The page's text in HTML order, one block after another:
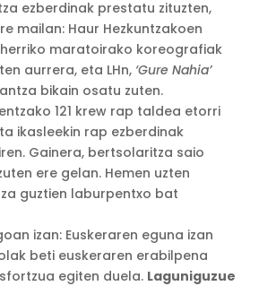
ezberdinak prestatu zituzten,
mailan: Haur Hezkuntzakoen
maratoirako koreografiak
aurrera, eta LHn, ‘Gure Nahia’
bikain osatu zuten.
121 krew rap taldea etorri
ikasleekin rap ezberdinak
Gainera, bertsolaritza saio
ere gelan. Hemen uzten
guztien laburpentxo bat
izan: Euskeraren eguna izan
beti euskeraren erabilpena
egiten duela. Laguniguzue